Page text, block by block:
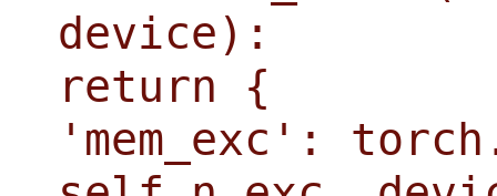
device):
return {
'mem_exc':